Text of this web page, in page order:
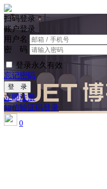
扫码登录
账户登录
用户名
密 码
登录永久有效
忘记密码
登 录
立即注册
短信验证码登录
0